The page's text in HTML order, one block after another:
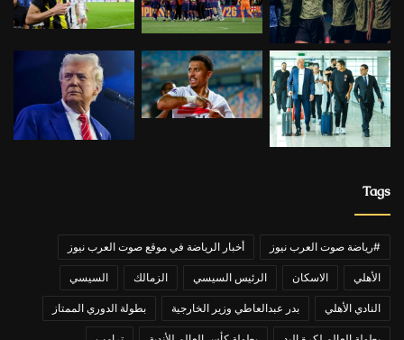
Tags
#رياضة صوت العرب نيوز أخبار الرياضة في موقع صوت العرب نيوز
الأهلي الاسكان الرئيس السيسي الزمالك السيسي
النادي الأهلي بدر عبدالعاطي وزير الخارجية بطولة الدوري الممتاز